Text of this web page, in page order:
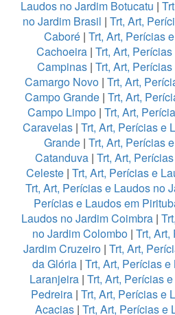
Laudos no Jardim Botucatu |
no Jardim Brasil | Trt, Art,
Caboré| Trt, Art, Perícias
Cachoeira | Trt, Art,
Campinas| Trt, Art,
Camargo Novo | Trt, Art,
Campo Grande| Trt, Art,
Campo Limpo | Trt, Art,
Caravelas| Trt, Art, Perícias e
Grande| Trt, Art, Perícias
Catanduva | Trt, Art,
Celeste| Trt, Art, Perícias e
Trt, Art, Perícias e Laudos no
Perícias e Laudos em
Laudos no Jardim Coimbra |
no Jardim Colombo| Trt,
Jardim Cruzeiro| Trt, Art,
da Glória| Trt, Art, Perícias
Laranjeira | Trt, Art, Perícias
Pedreira| Trt, Art, Perícias e
Acacias| Trt, Art, Perícias e